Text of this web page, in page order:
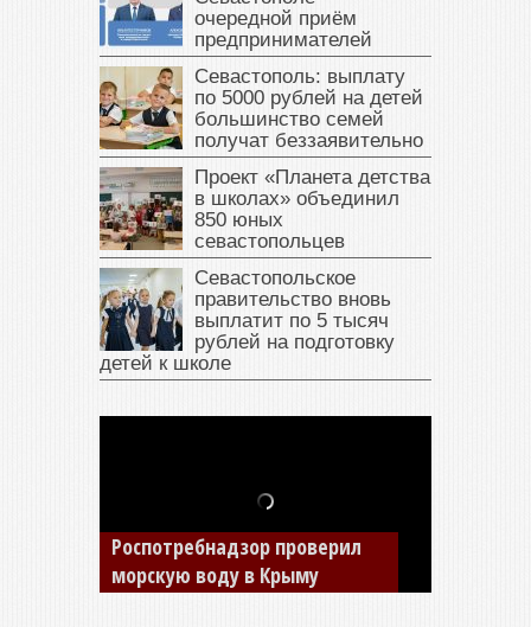
очередной приём
предпринимателей
Севастополь: выплату
по 5000 рублей на детей
большинство семей
получат беззаявительно
Проект «Планета детства
в школах» объединил
850 юных
севастопольцев
Севастопольское
правительство вновь
выплатит по 5 тысяч
рублей на подготовку
детей к школе
В Крыму у жителя Саки
изъяли автомобиль —
накопил долги по штрафам
ГИБДД